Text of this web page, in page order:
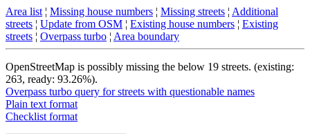
Area list ¦ Missing house numbers ¦ Missing streets ¦ Additional
streets ¦ Update from OSM ¦ Existing house numbers ¦ Existing
streets ¦ Overpass turbo ¦ Area boundary
OpenStreetMap is possibly missing the below 19 streets. (existing:
263, ready: 93.26%).
Overpass turbo query for streets with questionable names
Plain text format
Checklist format